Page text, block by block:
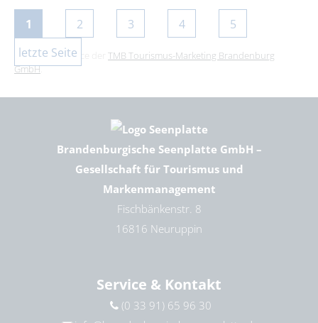
1 2 3 4
5
letzte Seite
Dies ist ein Service der TMB Tourismus-Marketing Brandenburg
GmbH.
Brandenburgische Seenplatte GmbH –
Gesellschaft für Tourismus und
Markenmanagement
Fischbänkenstr. 8
16816 Neuruppin
Service & Kontakt
(0 33 91) 65 96 30